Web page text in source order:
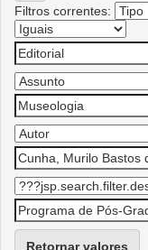
Filtros correntes:
Retornar valores